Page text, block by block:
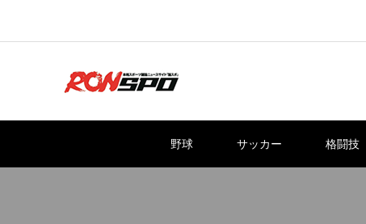
野球 サッカー 格闘技